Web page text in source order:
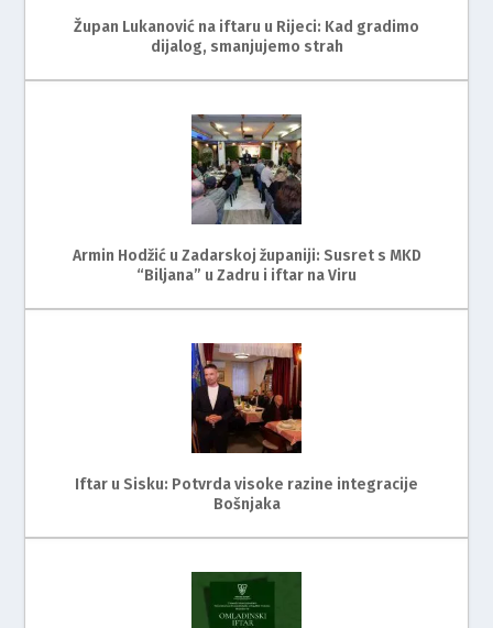
Župan Lukanović na iftaru u Rijeci: Kad gradimo
dijalog, smanjujemo strah
Armin Hodžić u Zadarskoj županiji: Susret s MKD
“Biljana” u Zadru i iftar na Viru
Iftar u Sisku: Potvrda visoke razine integracije
Bošnjaka